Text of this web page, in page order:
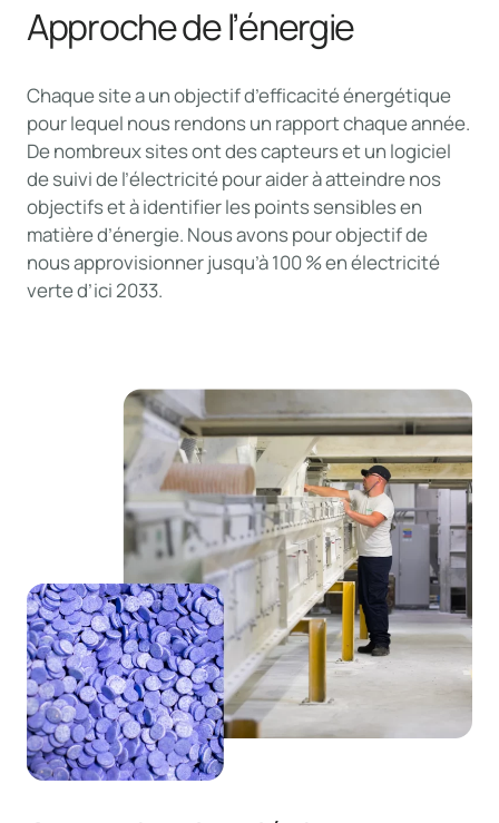
Approche de l’énergie
Chaque site a un objectif d’efficacité énergétique
pour lequel nous rendons un rapport chaque année.
De nombreux sites ont des capteurs et un logiciel
de suivi de l’électricité pour aider à atteindre nos
objectifs et à identifier les points sensibles en
matière d’énergie. Nous avons pour objectif de
nous approvisionner jusqu’à 100 % en électricité
verte d’ici 2033.